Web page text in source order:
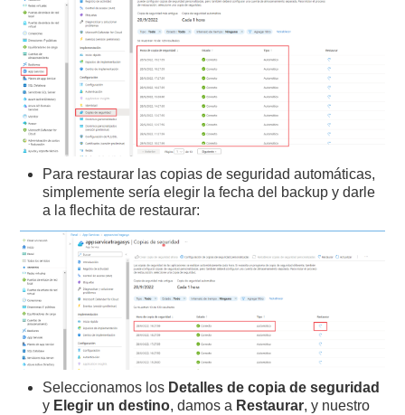
Para restaurar las copias de seguridad automáticas,
simplemente sería elegir la fecha del backup y darle
a la flechita de restaurar:
Seleccionamos los Detalles de copia de seguridad
y Elegir un destino, damos a Restaurar, y nuestro